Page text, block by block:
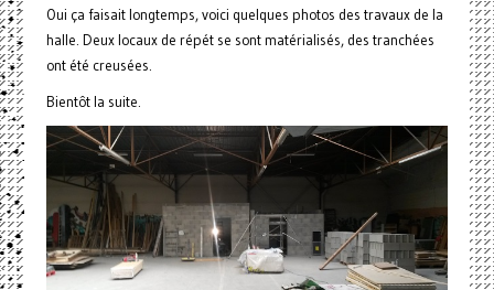
Oui ça faisait longtemps, voici quelques photos des travaux de la
halle. Deux locaux de répét se sont matérialisés, des tranchées
ont été creusées.
Bientôt la suite.